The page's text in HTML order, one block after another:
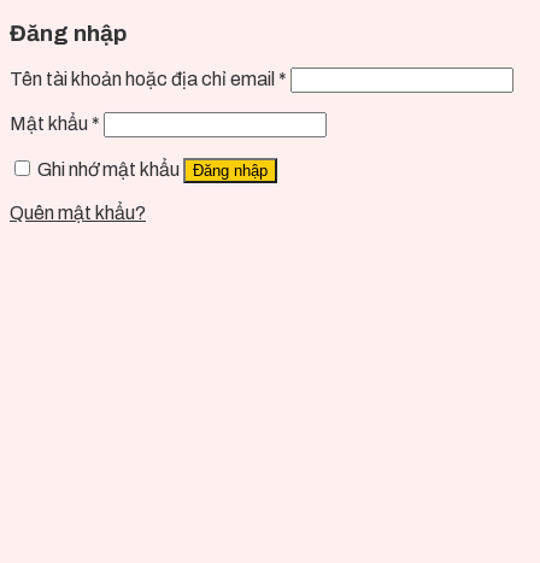
Đăng nhập
Tên tài khoản hoặc địa chỉ email *
Mật khẩu *
Ghi nhớ mật khẩu Đăng nhập
Quên mật khẩu?